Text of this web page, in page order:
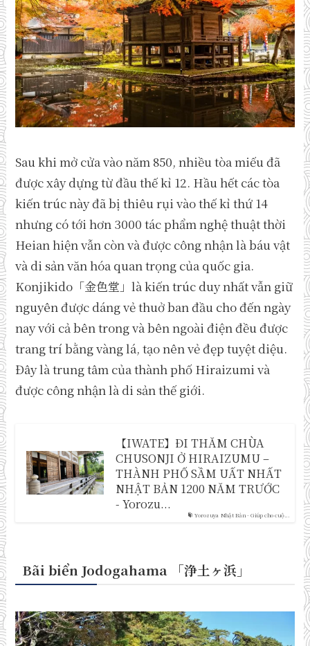
Sau khi mở cửa vào năm 850, nhiều tòa miếu đã
được xây dựng từ đầu thế kỉ 12. Hầu hết các tòa
kiến trúc này đã bị thiêu rụi vào thế kỉ thứ 14
nhưng có tới hơn 3000 tác phẩm nghệ thuật thời
Heian hiện vẫn còn và được công nhận là báu vật
và di sản văn hóa quan trọng của quốc gia.
Konjikido「金色堂」là kiến trúc duy nhất vẫn giữ
nguyên được dáng vẻ thuở ban đầu cho đến ngày
nay với cả bên trong và bên ngoài điện đều được
trang trí bằng vàng lá, tạo nên vẻ đẹp tuyệt diệu.
Đây là trung tâm của thành phố Hiraizumi và
được công nhận là di sản thế giới.
Yorozuya Nhật Bản - Giúp cho cuộ...
【IWATE】ĐI THĂM CHÙA
CHUSONJI Ở HIRAIZUMU –
THÀNH PHỐ SẦM UẤT NHẤT
NHẬT BẢN 1200 NĂM TRƯỚC
- Yorozu...
Bãi biển Jodogahama 「浄土ヶ浜」